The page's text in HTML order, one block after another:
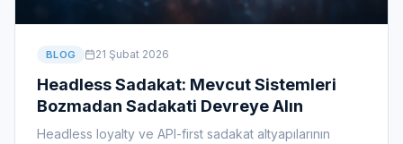
BLOG 21 Şubat 2026
Headless Sadakat: Mevcut Sistemleri
Bozmadan Sadakati Devreye Alın
Headless loyalty ve API-first sadakat altyapılarının